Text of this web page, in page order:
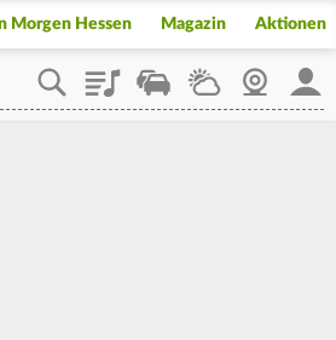
Morgen Hessen Magazin Aktionen
PlaylistStaupilotWetterWebcam